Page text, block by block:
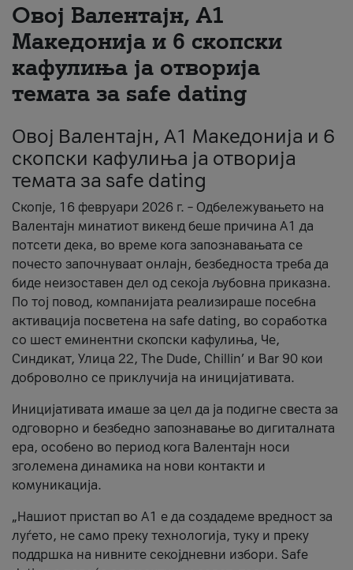
Овој Валентајн, A1
Македонија и 6 скопски
кафулиња ја отворија
темата за safe dating
Овој Валентајн, A1 Македонија и 6
скопски кафулиња ја отворија
темата за safe dating
Скопје, 16 февруари 2026 г. – Одбележувањето на
Валентајн минатиот викенд беше причина А1 да
потсети дека, во време кога запознавањата се
почесто започнуваат онлајн, безбедноста треба да
биде неизоставен дел од секоја љубовна приказна.
По тој повод, компанијата реализираше посебна
активација посветена на safe dating, во соработка
со шест еминентни скопски кафулиња, Че,
Синдикат, Улица 22, The Dude, Chillin’ и Bar 90 кои
доброволно се приклучија на иницијативата.
Иницијативата имаше за цел да ја подигне свеста за
одговорно и безбедно запознавање во дигиталната
ера, особено во период кога Валентајн носи
зголемена динамика на нови контакти и
комуникација.
„Нашиот пристап во А1 е да создадеме вредност за
луѓето, не само преку технологија, туку и преку
поддршка на нивните секојдневни избори. Safe